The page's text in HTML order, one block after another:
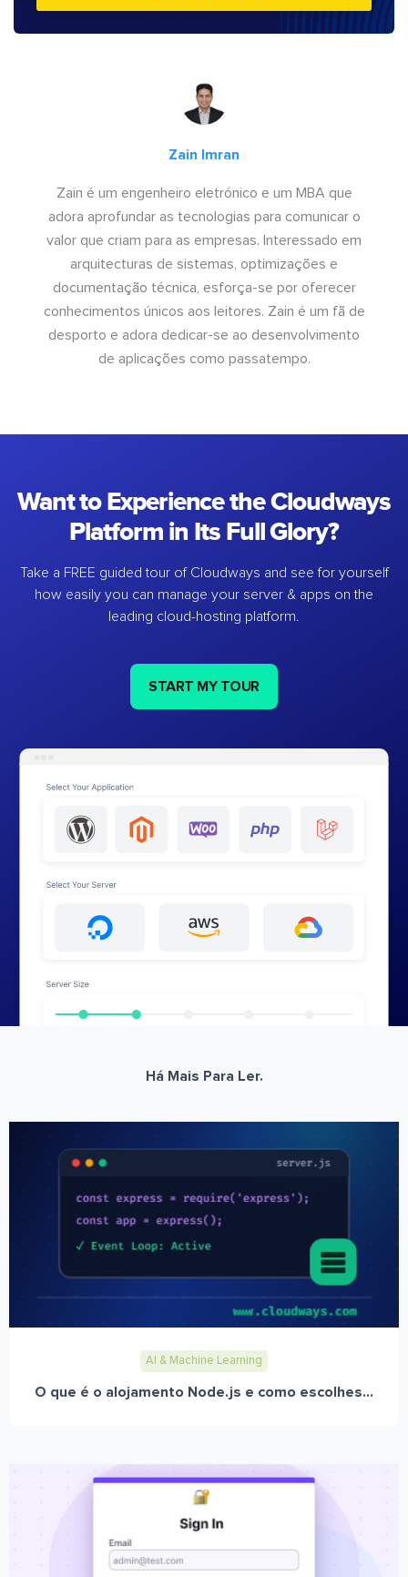
Zain Imran
Zain é um engenheiro eletrónico e um MBA que
adora aprofundar as tecnologias para comunicar o
valor que criam para as empresas. Interessado em
arquitecturas de sistemas, optimizações e
documentação técnica, esforça-se por oferecer
conhecimentos únicos aos leitores. Zain é um fã de
desporto e adora dedicar-se ao desenvolvimento
de aplicações como passatempo.
Want to Experience the Cloudways
Platform in Its Full Glory?
Take a FREE guided tour of Cloudways and see for yourself
how easily you can manage your server & apps on the
leading cloud-hosting platform.
START MY TOUR
Há Mais Para Ler.
AI & Machine Learning
O que é o alojamento Node.js e como escolhes...